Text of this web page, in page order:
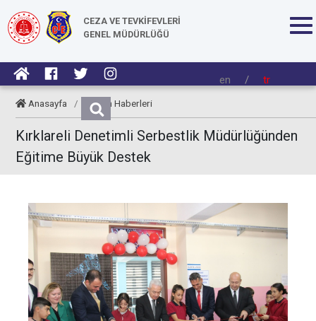
CEZA VE TEVKİFEVLERİ
GENEL MÜDÜRLÜĞÜ
en / tr
Anasayfa / Kurum Haberleri
Kırklareli Denetimli Serbestlik Müdürlüğünden
Eğitime Büyük Destek